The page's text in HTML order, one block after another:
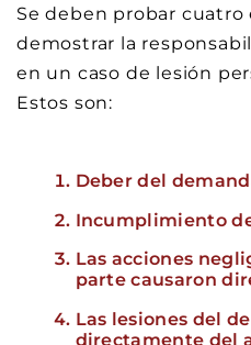
Se deben probar cuatro
demostrar la
en un caso de lesión
Estos son:
Deber del
Incumplimiento
Las acciones
parte causaron
Las lesiones del
directamente del